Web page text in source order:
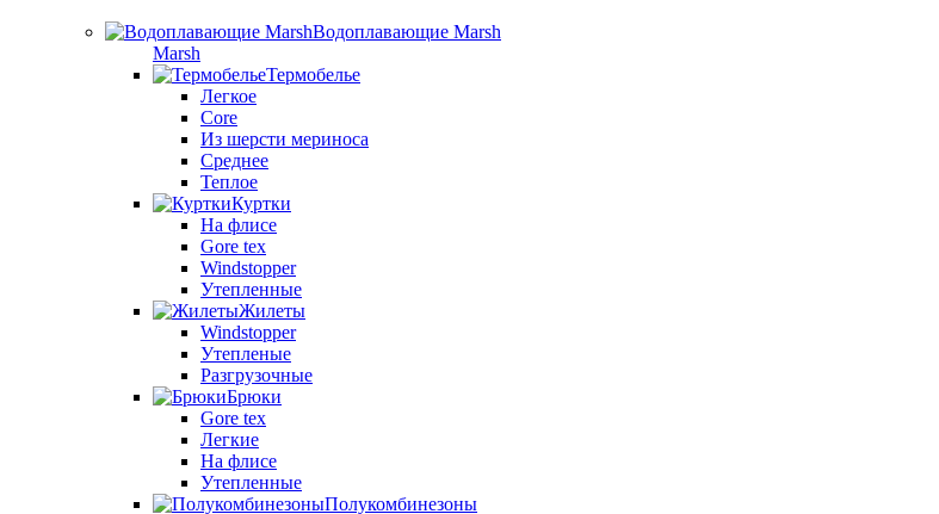
Водоплавающие Marsh
Marsh
Термобелье
Легкое
Core
Из шерсти мериноса
Среднее
Теплое
Куртки
На флисе
Gore tex
Windstopper
Утепленные
Жилеты
Windstopper
Утепленые
Разгрузочные
Брюки
Gore tex
Легкие
На флисе
Утепленные
Полукомбинезоны